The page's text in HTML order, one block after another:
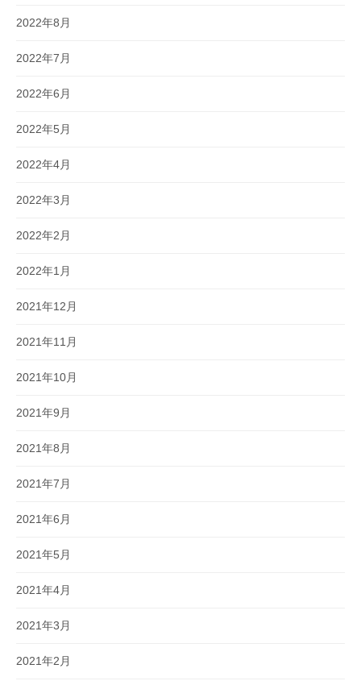
2022年8月
2022年7月
2022年6月
2022年5月
2022年4月
2022年3月
2022年2月
2022年1月
2021年12月
2021年11月
2021年10月
2021年9月
2021年8月
2021年7月
2021年6月
2021年5月
2021年4月
2021年3月
2021年2月